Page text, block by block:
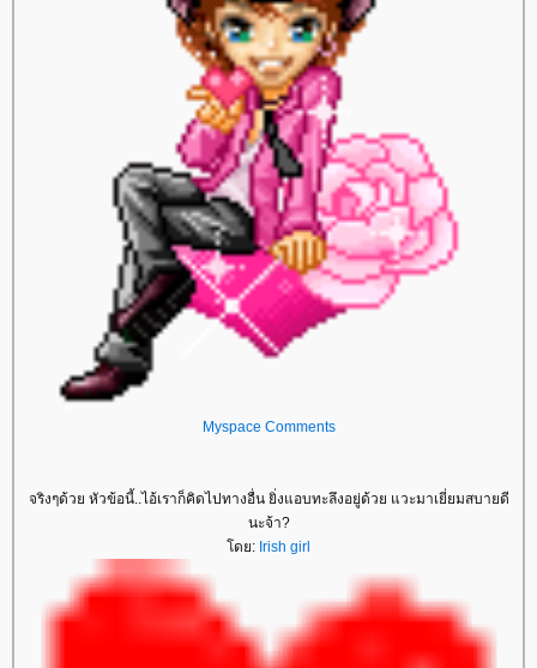
Myspace Comments
จริงๆด้วย หัวข้อนี้..ไอ้เราก็คิดไปทางอื่น ยิ่งแอบทะลึงอยู่ด้วย แวะมาเยี่ยมสบายดี
นะจ้า?
ดย: Irish girl